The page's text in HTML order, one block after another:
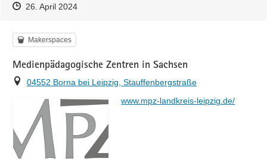
Zeitpunkt des Erstellens
Zeitpunkt des Erstellens
26. April 2024Zur Äußerung
Kategorie
Makerspaces
Medienpädagogische Zentren in Sachsen
Ort
04552 Borna bei Leipzig, Stauffenbergstraße
https://
www.mpz-landkreis-leipzig.de/